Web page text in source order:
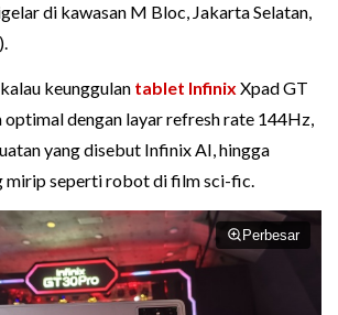
di kawasan M Bloc, Jakarta Selatan,
keunggulan tablet Infinix Xpad GT
optimal dengan layar refresh rate 144Hz,
yang disebut Infinix AI, hingga
mirip seperti robot di film sci-fic.
Perbesar